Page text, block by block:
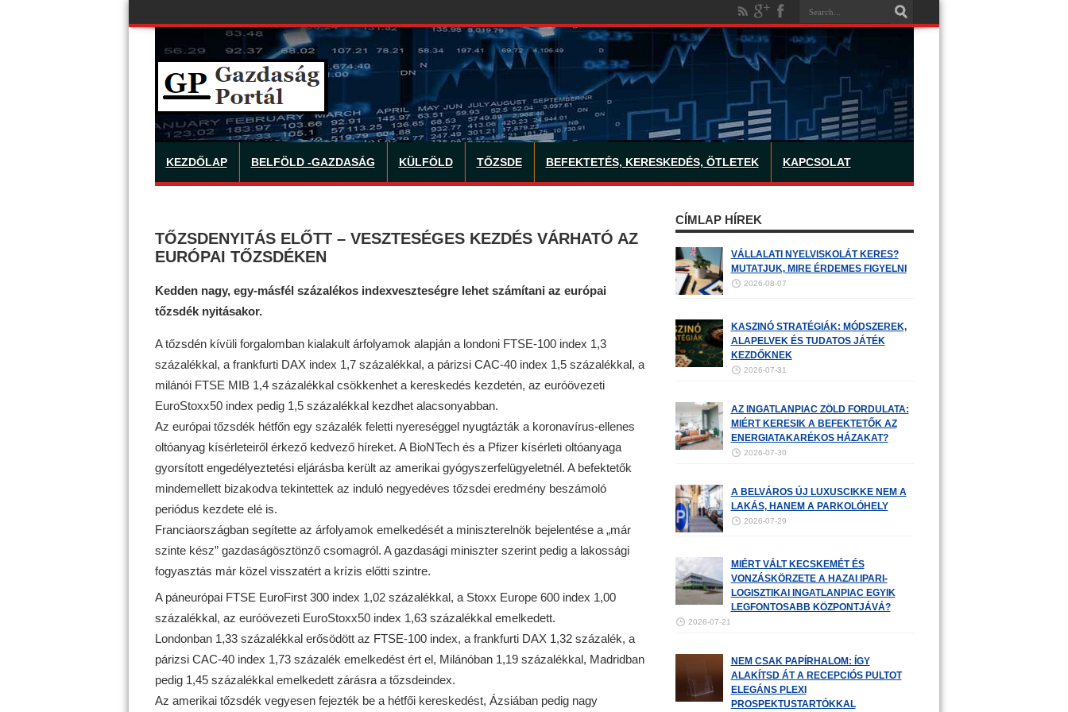
KEZDŐLAP BELFÖLD -GAZDASÁG KÜLFÖLD TŐZSDE BEFEKTETÉS, KERESKEDÉS, ÖTLETEK KAPCSOLAT
TŐZSDENYITÁS ELŐTT – VESZTESÉGES KEZDÉS VÁRHATÓ AZ
EURÓPAI TŐZSDÉKEN
Kedden nagy, egy-másfél százalékos indexveszteségre lehet számítani az európai
tőzsdék nyitásakor.
A tőzsdén kívüli forgalomban kialakult árfolyamok alapján a londoni FTSE-100 index 1,3
százalékkal, a frankfurti DAX index 1,7 százalékkal, a párizsi CAC-40 index 1,5 százalékkal, a
milánói FTSE MIB 1,4 százalékkal csökkenhet a kereskedés kezdetén, az euróövezeti
EuroStoxx50 index pedig 1,5 százalékkal kezdhet alacsonyabban.
Az európai tőzsdék hétfőn egy százalék feletti nyereséggel nyugtázták a koronavírus-ellenes
oltóanyag kísérleteiről érkező kedvező híreket. A BioNTech és a Pfizer kísérleti oltóanyaga
gyorsított engedélyeztetési eljárásba került az amerikai gyógyszerfelügyeletnél. A befektetők
mindemellett bizakodva tekintettek az induló negyedéves tőzsdei eredmény beszámoló
periódus kezdete elé is.
Franciaországban segítette az árfolyamok emelkedését a miniszterelnök bejelentése a „már
szinte kész” gazdaságösztönző csomagról. A gazdasági miniszter szerint pedig a lakossági
fogyasztás már közel visszatért a krízis előtti szintre.
A páneurópai FTSE EuroFirst 300 index 1,02 százalékkal, a Stoxx Europe 600 index 1,00
százalékkal, az euróövezeti EuroStoxx50 index 1,63 százalékkal emelkedett.
Londonban 1,33 százalékkal erősödött az FTSE-100 index, a frankfurti DAX 1,32 százalék, a
párizsi CAC-40 index 1,73 százalék emelkedést ért el, Milánóban 1,19 százalékkal, Madridban
pedig 1,45 százalékkal emelkedett zárásra a tőzsdeindex.
Az amerikai tőzsdék vegyesen fejezték be a hétfői kereskedést, Ázsiában pedig nagy
CÍMLAP HÍREK
VÁLLALATI NYELVISKOLÁT KERES?
MUTATJUK, MIRE ÉRDEMES FIGYELNI
2026-08-07
KASZINÓ STRATÉGIÁK: MÓDSZEREK,
ALAPELVEK ÉS TUDATOS JÁTÉK
KEZDŐKNEK
2026-07-31
AZ INGATLANPIAC ZÖLD FORDULATA:
MIÉRT KERESIK A BEFEKTETŐK AZ
ENERGIATAKARÉKOS HÁZAKAT?
2026-07-30
A BELVÁROS ÚJ LUXUSCIKKE NEM A
LAKÁS, HANEM A PARKOLÓHELY
2026-07-29
MIÉRT VÁLT KECSKEMÉT ÉS
VONZÁSKÖRZETE A HAZAI IPARI-
LOGISZTIKAI INGATLANPIAC EGYIK
LEGFONTOSABB KÖZPONTJÁVÁ?
2026-07-21
NEM CSAK PAPÍRHALOM: ÍGY
ALAKÍTSD ÁT A RECEPCIÓS PULTOT
ELEGÁNS PLEXI
PROSPEKTUSTARTÓKKAL